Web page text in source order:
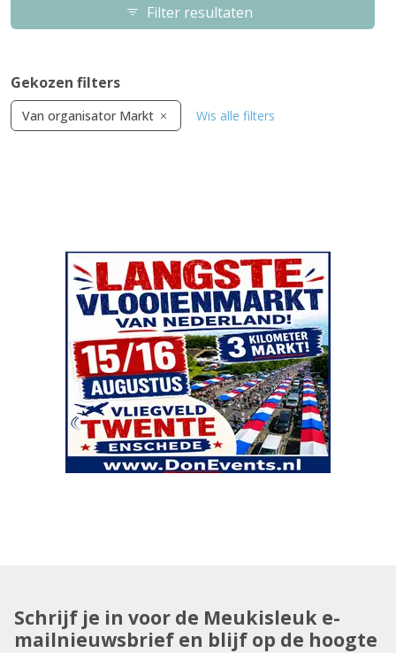
Filter resultaten
Gekozen filters
Van organisator Markt Wis alle filters
Schrijf je in voor de Meukisleuk e-
mailnieuwsbrief en blijf op de hoogte